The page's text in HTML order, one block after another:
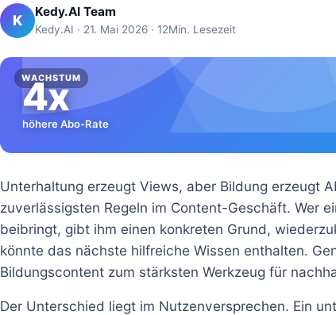
K Kedy.AI Team
Kedy.AI · 21. Mai 2026 · 12Min. Lesezeit
WACHSTUM
4x
höhere Abo-Rate
Unterhaltung erzeugt Views, aber Bildung erzeugt
zuverlässigsten Regeln im Content-Geschäft. Wer
beibringt, gibt ihm einen konkreten Grund,
könnte das nächste hilfreiche Wissen enthalten.
Bildungscontent zum stärksten Werkzeug für
Der Unterschied liegt im Nutzenversprechen. Ein